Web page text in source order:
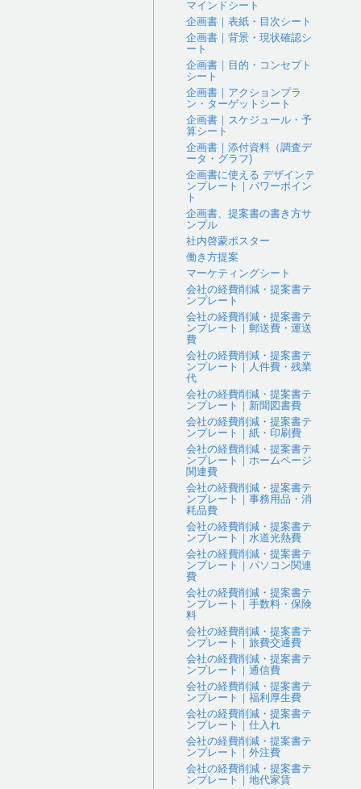
マインドシート
企画書｜表紙・目次シート
企画書｜背景・現状確認シ
ート
企画書｜目的・コンセプト
シート
企画書｜アクションプラ
ン・ターゲットシート
企画書｜スケジュール・予
算シート
企画書｜添付資料（調査デ
ータ・グラフ)
企画書に使える デザインテ
ンプレート｜パワーポイン
ト
企画書、提案書の書き方サ
ンプル
社内啓蒙ポスター
働き方提案
マーケティングシート
会社の経費削減・提案書テ
ンプレート
会社の経費削減・提案書テ
ンプレート｜郵送費・運送
費
会社の経費削減・提案書テ
ンプレート｜人件費・残業
代
会社の経費削減・提案書テ
ンプレート｜新聞図書費
会社の経費削減・提案書テ
ンプレート｜紙・印刷費
会社の経費削減・提案書テ
ンプレート｜ホームページ
関連費
会社の経費削減・提案書テ
ンプレート｜事務用品・消
耗品費
会社の経費削減・提案書テ
ンプレート｜水道光熱費
会社の経費削減・提案書テ
ンプレート｜パソコン関連
費
会社の経費削減・提案書テ
ンプレート｜手数料・保険
料
会社の経費削減・提案書テ
ンプレート｜旅費交通費
会社の経費削減・提案書テ
ンプレート｜通信費
会社の経費削減・提案書テ
ンプレート｜福利厚生費
会社の経費削減・提案書テ
ンプレート｜仕入れ
会社の経費削減・提案書テ
ンプレート｜外注費
会社の経費削減・提案書テ
ンプレート｜地代家賃